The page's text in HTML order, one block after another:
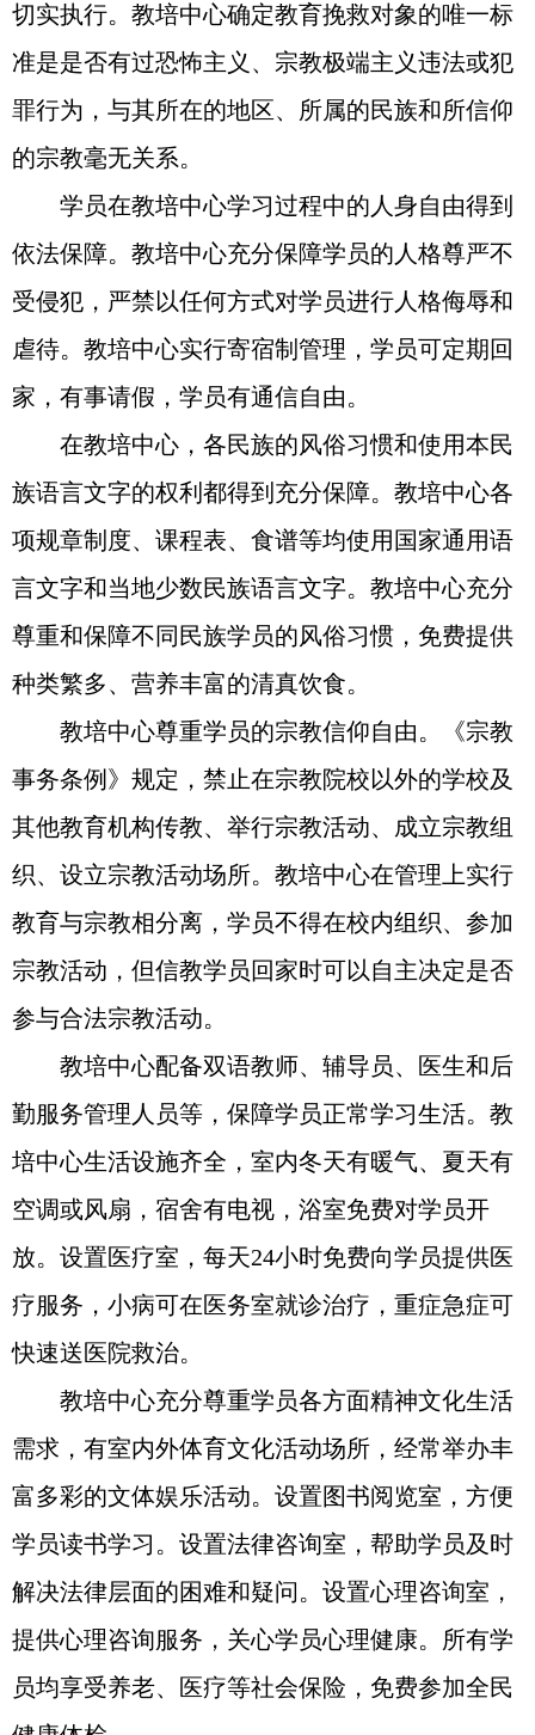
切实执行。教培中心确定教育挽救对象的唯一标
准是是否有过恐怖主义、宗教极端主义违法或犯
罪行为，与其所在的地区、所属的民族和所信仰
的宗教毫无关系。
学员在教培中心学习过程中的人身自由得到
依法保障。教培中心充分保障学员的人格尊严不
受侵犯，严禁以任何方式对学员进行人格侮辱和
虐待。教培中心实行寄宿制管理，学员可定期回
家，有事请假，学员有通信自由。
在教培中心，各民族的风俗习惯和使用本民
族语言文字的权利都得到充分保障。教培中心各
项规章制度、课程表、食谱等均使用国家通用语
言文字和当地少数民族语言文字。教培中心充分
尊重和保障不同民族学员的风俗习惯，免费提供
种类繁多、营养丰富的清真饮食。
教培中心尊重学员的宗教信仰自由。《宗教
事务条例》规定，禁止在宗教院校以外的学校及
其他教育机构传教、举行宗教活动、成立宗教组
织、设立宗教活动场所。教培中心在管理上实行
教育与宗教相分离，学员不得在校内组织、参加
宗教活动，但信教学员回家时可以自主决定是否
参与合法宗教活动。
教培中心配备双语教师、辅导员、医生和后
勤服务管理人员等，保障学员正常学习生活。教
培中心生活设施齐全，室内冬天有暖气、夏天有
空调或风扇，宿舍有电视，浴室免费对学员开
放。设置医疗室，每天24小时免费向学员提供医
疗服务，小病可在医务室就诊治疗，重症急症可
快速送医院救治。
教培中心充分尊重学员各方面精神文化生活
需求，有室内外体育文化活动场所，经常举办丰
富多彩的文体娱乐活动。设置图书阅览室，方便
学员读书学习。设置法律咨询室，帮助学员及时
解决法律层面的困难和疑问。设置心理咨询室，
提供心理咨询服务，关心学员心理健康。所有学
员均享受养老、医疗等社会保险，免费参加全民